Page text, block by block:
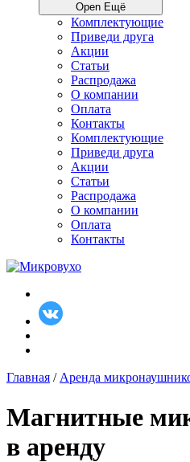
Open Ещё
Комплектующие
Приведи друга
Акции
Статьи
Распродажа
О компании
Оплата
Контакты
Комплектующие
Приведи друга
Акции
Статьи
Распродажа
О компании
Оплата
Контакты
Главная /Аренда
Магнитные
в аренду